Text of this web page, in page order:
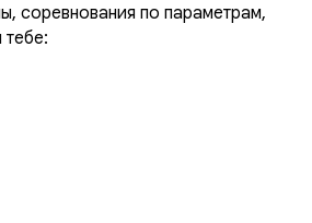
соревнования по параметрам,
тебе: